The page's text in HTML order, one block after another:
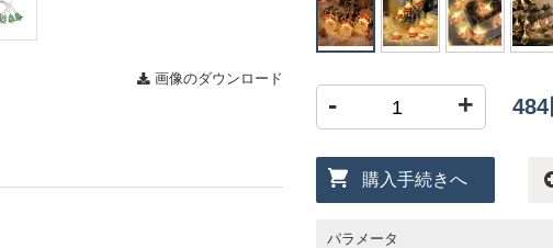
画像のダウンロード
- + 484
購入手続きへ
パラメータ